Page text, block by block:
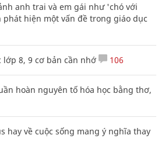
anh trai và em gái như 'chó với
hiện một vấn đề trong giáo dục
lớp 8, 9 cơ bản cần nhớ 106
hoàn nguyên tố hóa học bằng thơ,
hay về cuộc sống mang ý nghĩa thay